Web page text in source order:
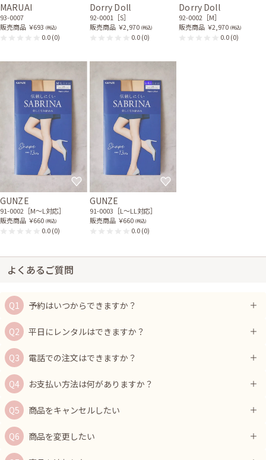
MARUAI
93-0007
販売商品 ￥693 (税込)
0.0(0)
Dorry Doll
92-0001［S］
販売商品 ￥2,970 (税込)
0.0(0)
Dorry Doll
92-0002［M］
販売商品 ￥2,970 (税込)
0.0(0)
GUNZE
91-0002［M〜L対応］
販売商品 ￥660 (税込)
0.0(0)
GUNZE
91-0003［L〜LL対応］
販売商品 ￥660 (税込)
0.0(0)
よくあるご質問
予約はいつからできますか？
平日にレンタルはできますか？
電話での注文はできますか？
お支払い方法は何がありますか？
商品をキャンセルしたい
商品を変更したい